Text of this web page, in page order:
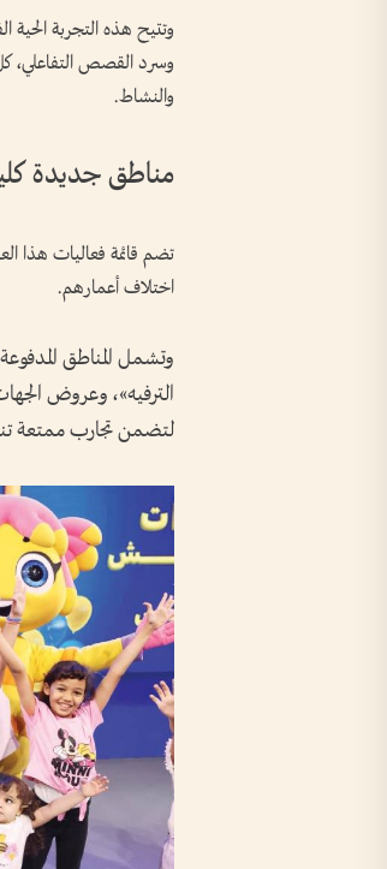
وتتيح هذه التجربة الحية
وسرد القصص التفاعلي،
والنشاط.
مناطق جديدة
تضم قائمة فعاليات هذا
اختلاف أعمارهم.
وتشمل المناطق
الترفيه»، وعروض
لتضمن تجارب ممتعة